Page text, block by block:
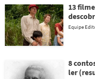
13
Equipe
8
ler